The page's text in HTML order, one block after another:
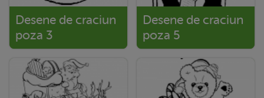
Desene de craciun
poza 3
Desene de craciun
poza 5